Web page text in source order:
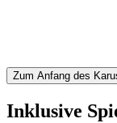
Zum Anfang des
Inklusive